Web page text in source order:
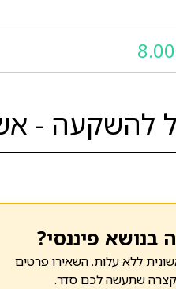
להשקעה -
בנושא פיננסי?
ללא עלות. השאירו פרטים
קצרה שתעשה לכם סדר.